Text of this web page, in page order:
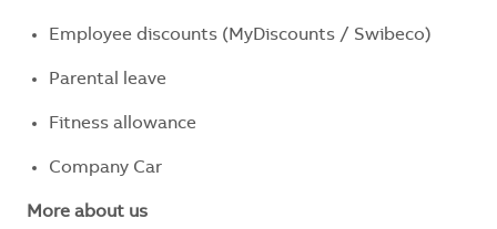
Employee discounts (MyDiscounts / Swibeco)
Parental leave
Fitness allowance
Company Car
More about us